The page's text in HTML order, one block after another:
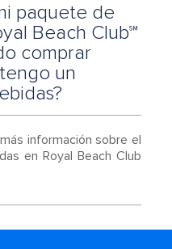
paquete de
Beach Club℠
comprar
un
información sobre el
en Royal Beach Club